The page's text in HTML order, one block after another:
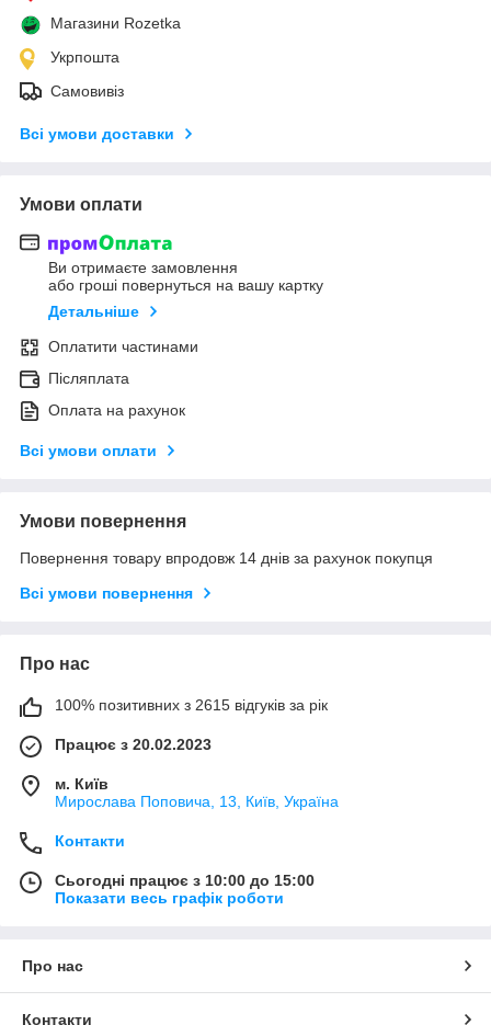
Магазини Rozetka
Укрпошта
Самовивіз
Всі умови доставки
Умови оплати
Ви отримаєте замовлення
або гроші повернуться на вашу картку
Детальніше
Оплатити частинами
Післяплата
Оплата на рахунок
Всі умови оплати
Умови повернення
Повернення товару впродовж 14 днів за рахунок покупця
Всі умови повернення
Про нас
100% позитивних з 2615 відгуків за рік
Працює з 20.02.2023
м. Київ
Мирослава Поповича, 13, Київ, Україна
Контакти
Сьогодні працює з 10:00 до 15:00
Показати весь графік роботи
Про нас
Контакти